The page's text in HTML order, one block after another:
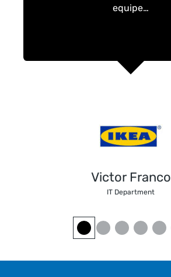
equipe…
Victor Franco
IT Department